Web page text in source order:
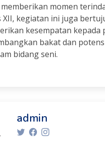
momen
XII, kegiatan ini juga
kesempatan kepada
bakat dan
bidang seni.
admin